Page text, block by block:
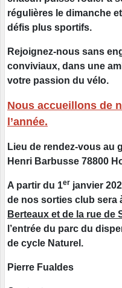
régulières le dimanche
défis plus sportifs.
Rejoignez-nous sans
conviviaux, dans une
votre passion du vélo.
Nous accueillons de
l’année.
Lieu de rendez-vous au
Henri Barbusse 78800
A partir du 1er janvier
de nos sorties club sera
Berteaux et de la rue de
l’entrée du parc du
de cycle Naturel.
Pierre Fualdes